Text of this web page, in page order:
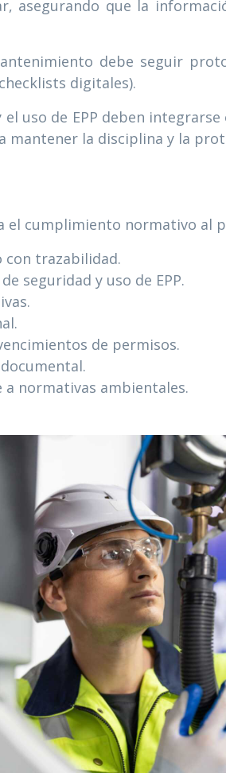
asegurando que la
debe seguir
digitales).
el uso de EPP deben
mantener la disciplina y la
el cumplimiento normativo al
con trazabilidad.
seguridad y uso de EPP.
de permisos.
normativas ambientales.